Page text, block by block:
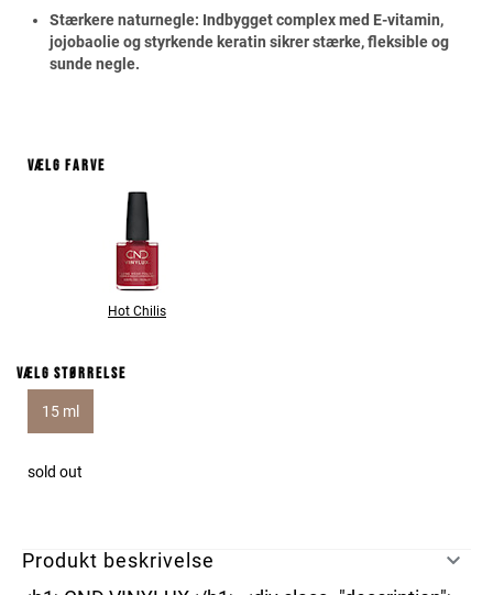
Stærkere naturnegle: Indbygget complex med E-vitamin,
jojobaolie og styrkende keratin sikrer stærke, fleksible og
sunde negle.
Vælg farve
Hot Chilis
Vælg størrelse
15 ml
sold out
Produkt beskrivelse